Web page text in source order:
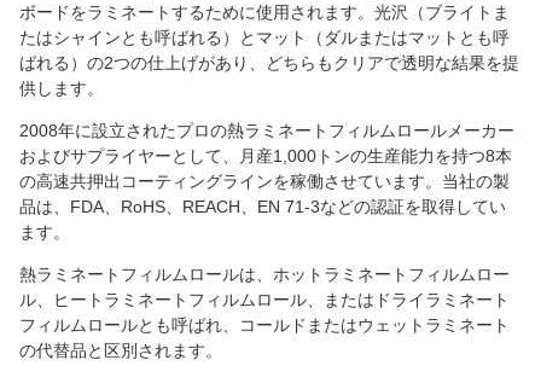
ボードをラミネートするために使用されます。光沢（ブライトま
たはシャインとも呼ばれる）とマット（ダルまたはマットとも呼
ばれる）の2つの仕上げがあり、どちらもクリアで透明な結果を提
供します。
2008年に設立されたプロの熱ラミネートフィルムロールメーカー
およびサプライヤーとして、月産1,000トンの生産能力を持つ8本
の高速共押出コーティングラインを稼働させています。当社の製
品は、FDA、RoHS、REACH、EN 71-3などの認証を取得してい
ます。
熱ラミネートフィルムロールは、ホットラミネートフィルムロー
ル、ヒートラミネートフィルムロール、またはドライラミネート
フィルムロールとも呼ばれ、コールドまたはウェットラミネート
の代替品と区別されます。